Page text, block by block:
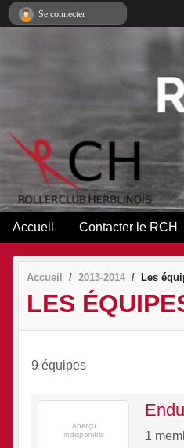
Accueil Contacter le RCH
Accueil 2013-2014 Les
LES
9 équipes
1
Se connecter
Panneau de gestion des cookies